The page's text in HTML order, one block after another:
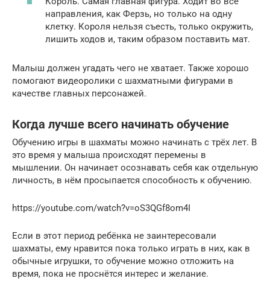
направления, как Ферзь, но только на одну
клетку. Короля нельзя съесть, только окружить,
лишить ходов и, таким образом поставить мат.
Малыш должен угадать чего не хватает. Также хорошо
помогают видеоролики с шахматными фигурами в
качестве главных персонажей.
Когда лучше всего начинать обучение
Обучению игры в шахматы можно начинать с трёх лет. В
это время у малыша происходят перемены в
мышлении. Он начинает осознавать себя как отдельную
личность, в нём просыпается способность к обучению.
https://youtube.com/watch?v=oS3QGf8om4I
Если в этот период ребёнка не заинтересовали
шахматы, ему нравится пока только играть в них, как в
обычные игрушки, то обучение можно отложить на
время, пока не проснётся интерес и желание.